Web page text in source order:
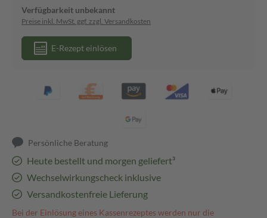
Verfügbarkeit unbekannt
Preise inkl. MwSt. ggf. zzgl. Versandkosten
E-Rezept einlösen
Persönliche Beratung
Heute bestellt und morgen geliefert³
Wechselwirkungscheck inklusive
Versandkostenfreie Lieferung
Bei der Einlösung eines Kassenrezeptes werden nur die